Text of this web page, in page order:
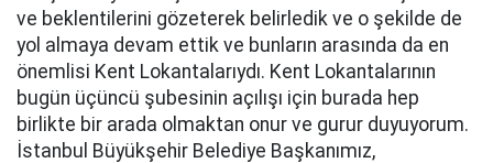
ve beklentilerini gözeterek belirledik ve o şekilde de
yol almaya devam ettik ve bunların arasında da en
önemlisi Kent Lokantalarıydı. Kent Lokantalarının
bugün üçüncü şubesinin açılışı için burada hep
birlikte bir arada olmaktan onur ve gurur duyuyorum.
İstanbul Büyükşehir Belediye Başkanımız,